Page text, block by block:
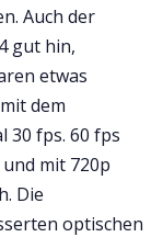
Auch der
gut hin,
etwas
dem
30 fps. 60 fps
mit 720p
Die
optischen